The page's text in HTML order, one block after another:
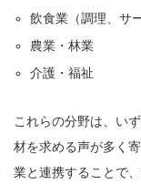
飲食業（調理、サ
農業・林業
介護・福祉
これらの分野は、い
材を求める声が多く
業と連携することで